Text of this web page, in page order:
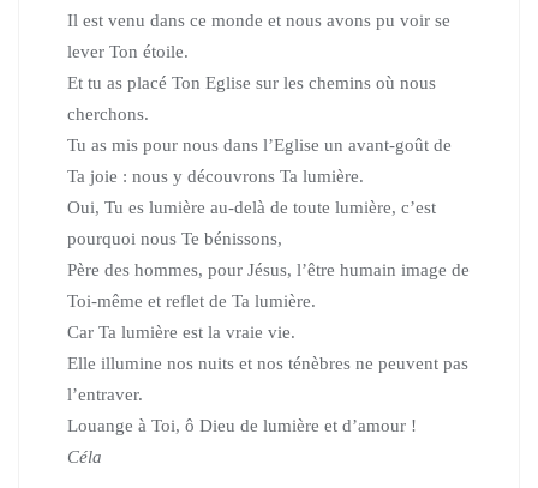
Il est venu dans ce monde et nous avons pu voir se
lever Ton étoile.
Et tu as placé Ton Eglise sur les chemins où nous
cherchons.
Tu as mis pour nous dans l’Eglise un avant-goût de
Ta joie : nous y découvrons Ta lumière.
Oui, Tu es lumière au-delà de toute lumière, c’est
pourquoi nous Te bénissons,
Père des hommes, pour Jésus, l’être humain image de
Toi-même et reflet de Ta lumière.
Car Ta lumière est la vraie vie.
Elle illumine nos nuits et nos ténèbres ne peuvent pas
l’entraver.
Louange à Toi, ô Dieu de lumière et d’amour !
Céla